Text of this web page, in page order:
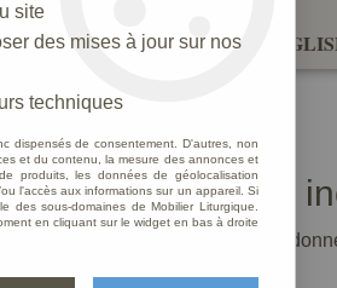
AMÉNAGEMENTS
Banc assise
Soyez le premier à
site
des mises à jour sur nos
techniques
dispensés de consentement. D'autres, non
et du contenu, la mesure des annonces et
produits, les données de géolocalisation
l'accès aux informations sur un appareil. Si
des sous-domaines de Mobilier Liturgique.
en cliquant sur le widget en bas à droite